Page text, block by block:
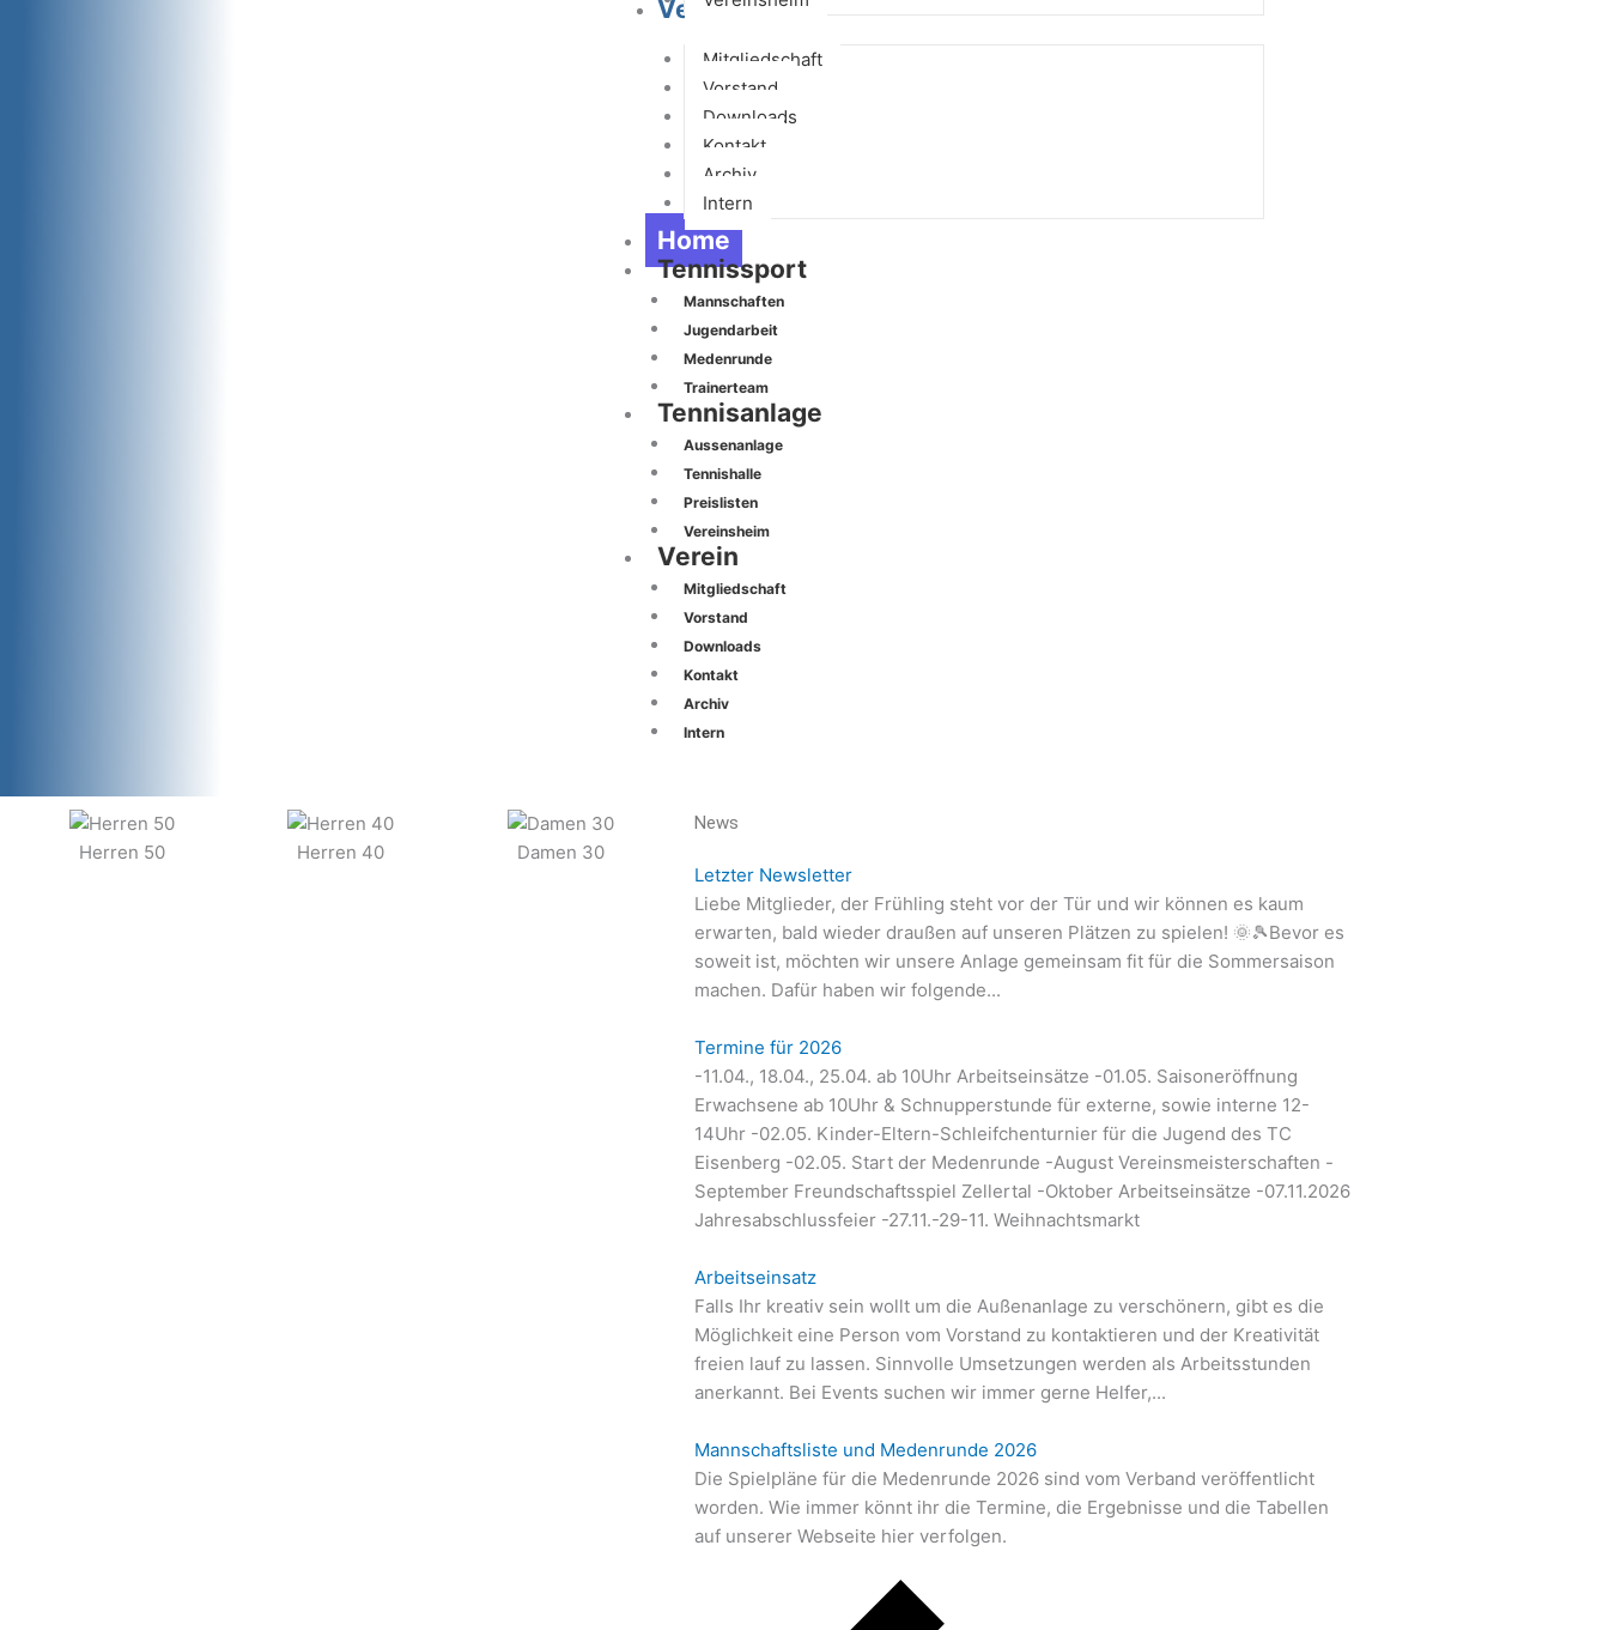
Verein
Mitgliedschaft
Vorstand
Downloads
Kontakt
Archiv
Intern
Home
Tennissport
Mannschaften
Jugendarbeit
Medenrunde
Trainerteam
Tennisanlage
Aussenanlage
Tennishalle
Preislisten
Vereinsheim
Verein
Mitgliedschaft
Vorstand
Downloads
Kontakt
Archiv
Intern
Herren 50 Herren 40 Damen 30
Zellertal
News
Letzter Newsletter
Liebe Mitglieder, der Frühling steht vor der Tür und wir können es kaum
erwarten, bald wieder draußen auf unseren Plätzen zu spielen! 🌞🎾Bevor es
soweit ist, möchten wir unsere Anlage gemeinsam fit für die Sommersaison
machen. Dafür haben wir folgende...
Termine für 2026
-11.04., 18.04., 25.04. ab 10Uhr Arbeitseinsätze -01.05. Saisoneröffnung
Erwachsene ab 10Uhr & Schnupperstunde für externe, sowie interne 12-
14Uhr -02.05. Kinder-Eltern-Schleifchenturnier für die Jugend des TC
Eisenberg -02.05. Start der Medenrunde -August Vereinsmeisterschaften -
September Freundschaftsspiel Zellertal -Oktober Arbeitseinsätze -07.11.2026
Jahresabschlussfeier -27.11.-29-11. Weihnachtsmarkt
Arbeitseinsatz
Falls Ihr kreativ sein wollt um die Außenanlage zu verschönern, gibt es die
Möglichkeit eine Person vom Vorstand zu kontaktieren und der Kreativität
freien lauf zu lassen. Sinnvolle Umsetzungen werden als Arbeitsstunden
anerkannt. Bei Events suchen wir immer gerne Helfer,...
Mannschaftsliste und Medenrunde 2026
Die Spielpläne für die Medenrunde 2026 sind vom Verband veröffentlicht
worden. Wie immer könnt ihr die Termine, die Ergebnisse und die Tabellen
auf unserer Webseite hier verfolgen.